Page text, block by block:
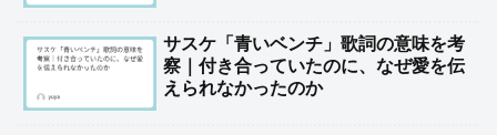
サスケ「青いベンチ」歌詞の意味を考
察｜付き合っていたのに、なぜ愛を伝
えられなかったのか